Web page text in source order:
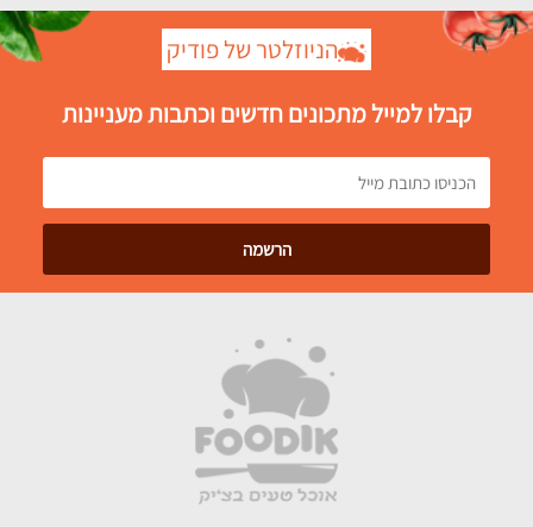
הניוזלטר של פודיק
קבלו למייל מתכונים חדשים וכתבות מעניינות